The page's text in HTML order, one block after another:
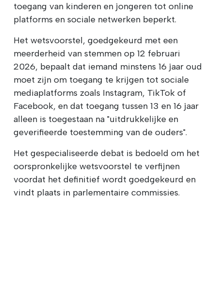
toegang van kinderen en jongeren tot online
platforms en sociale netwerken beperkt.
Het wetsvoorstel, goedgekeurd met een
meerderheid van stemmen op 12 februari
2026, bepaalt dat iemand minstens 16 jaar oud
moet zijn om toegang te krijgen tot sociale
mediaplatforms zoals Instagram, TikTok of
Facebook, en dat toegang tussen 13 en 16 jaar
alleen is toegestaan na "uitdrukkelijke en
geverifieerde toestemming van de ouders".
Het gespecialiseerde debat is bedoeld om het
oorspronkelijke wetsvoorstel te verfijnen
voordat het definitief wordt goedgekeurd en
vindt plaats in parlementaire commissies.